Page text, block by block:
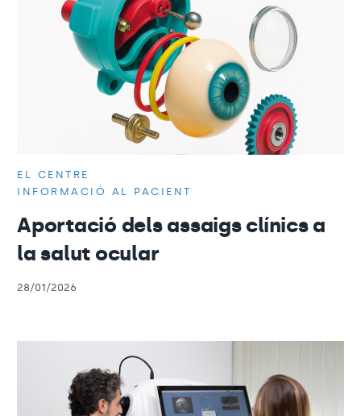
EL CENTRE
INFORMACIÓ AL PACIENT
Aportació dels assaigs clínics a
la salut ocular
28/01/2026